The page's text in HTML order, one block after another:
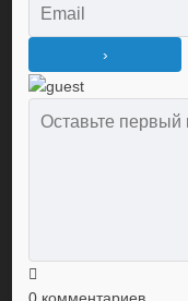
0 комментариев